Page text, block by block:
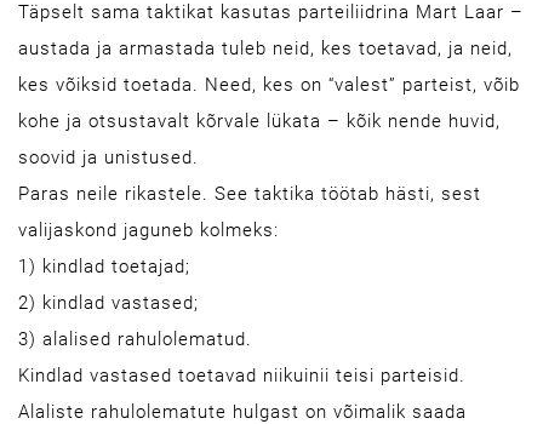
Täpselt sama taktikat kasutas parteiliidrina Mart Laar –
austada ja armastada tuleb neid, kes toetavad, ja neid,
kes võiksid toetada. Need, kes on “valest” parteist, võib
kohe ja otsustavalt kõrvale lükata – kõik nende huvid,
soovid ja unistused.
Paras neile rikastele. See taktika töötab hästi, sest
valijaskond jaguneb kolmeks:
1) kindlad toetajad;
2) kindlad vastased;
3) alalised rahulolematud.
Kindlad vastased toetavad niikuinii teisi parteisid.
Alaliste rahulolematute hulgast on võimalik saada